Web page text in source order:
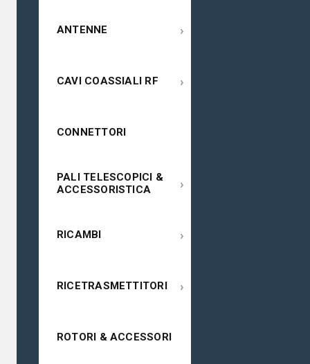
ANTENNE ›
CAVI COASSIALI RF ›
CONNETTORI
PALI TELESCOPICI &
ACCESSORISTICA
›
RICAMBI ›
RICETRASMETTITORI ›
ROTORI & ACCESSORI